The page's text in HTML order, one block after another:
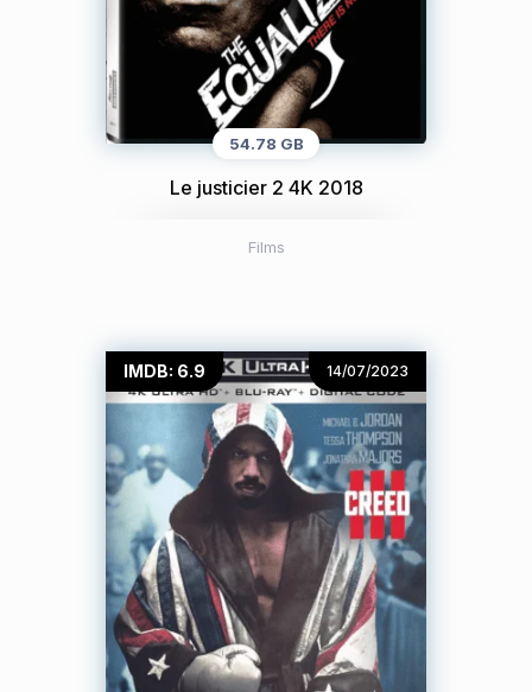
54.78 GB
Le justicier 2 4K 2018
Films
IMDB: 6.9 14/07/2023